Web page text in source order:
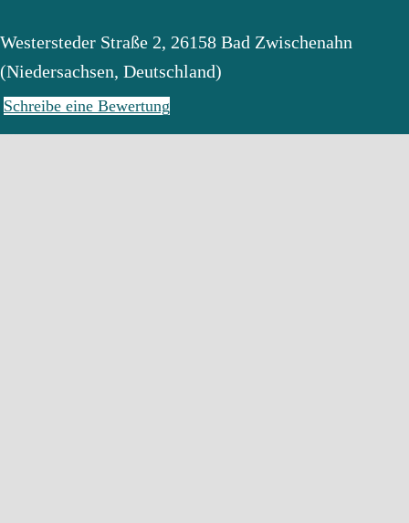
Westersteder Straße 2, 26158 Bad Zwischenahn
(Niedersachsen, Deutschland)
Schreibe eine Bewertung